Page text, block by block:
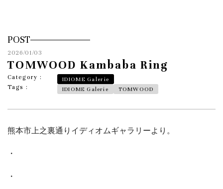
POST
2026/01/03
TOMWOOD Kambaba Ring
Category :
IDIOME Galerie
Tags :
IDIOME Galerie TOMWOOD
熊本市上之裏通りイディオムギャラリーより。
・
・